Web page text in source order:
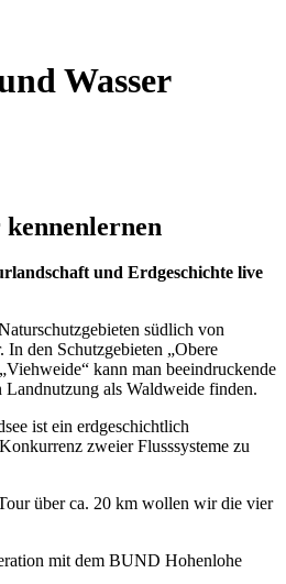
Wasser
und Erdgeschichte live
südlich von
den Schutzgebieten „Obere
kann man beeindruckende
Landnutzung als Waldweide finden.
ist ein erdgeschichtlich
zweier Flusssysteme zu
über ca. 20 km wollen wir die vier
mit dem BUND Hohenlohe